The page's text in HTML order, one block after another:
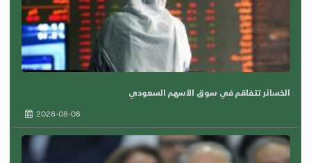
الخسائر تتفاقم في سوق الأسهم السعودي
2026-08-08